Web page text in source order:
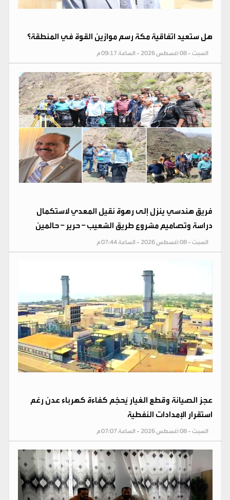
هل ستعيد اتفاقية مكة رسم موازين القوة في المنطقة؟
السبت - 08 أغسطس 2026 - الساعة 09:17 م
فريق هندسي ينزل إلى رهوة نقيل المعدي لاستكمال
دراسة وتصاميم مشروع طريق الشعيب – حرير – حالمين
السبت - 08 أغسطس 2026 - الساعة 07:44 م
عجز الصيانة وقطع الغيار يُحجّم كفاءة كهرباء عدن رغم
استقرار الإمدادات النفطية
السبت - 08 أغسطس 2026 - الساعة 07:07 م